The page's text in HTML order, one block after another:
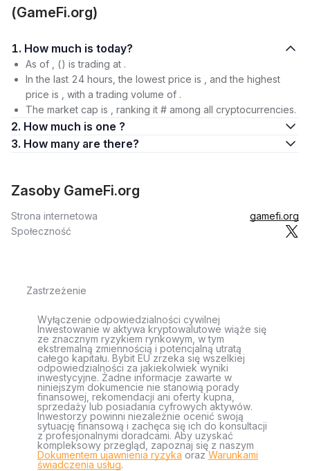
(GameFi.org)
1. How much is today?
As of , () is trading at .
In the last 24 hours, the lowest price is , and the highest
price is , with a trading volume of .
The market cap is , ranking it # among all cryptocurrencies.
2. How much is one ?
3. How many are there?
Zasoby GameFi.org
Strona internetowa
gamefi.org
Społeczność
Zastrzeżenie
Wyłączenie odpowiedzialności cywilnej
Inwestowanie w aktywa kryptowalutowe wiąże się
ze znacznym ryzykiem rynkowym, w tym
ekstremalną zmiennością i potencjalną utratą
całego kapitału. Bybit EU zrzeka się wszelkiej
odpowiedzialności za jakiekolwiek wyniki
inwestycyjne. Żadne informacje zawarte w
niniejszym dokumencie nie stanowią porady
finansowej, rekomendacji ani oferty kupna,
sprzedaży lub posiadania cyfrowych aktywów.
Inwestorzy powinni niezależnie ocenić swoją
sytuację finansową i zachęca się ich do konsultacji
z profesjonalnymi doradcami. Aby uzyskać
kompleksowy przegląd, zapoznaj się z naszym
Dokumentem ujawnienia ryzyka orazWarunkami
świadczenia usług.